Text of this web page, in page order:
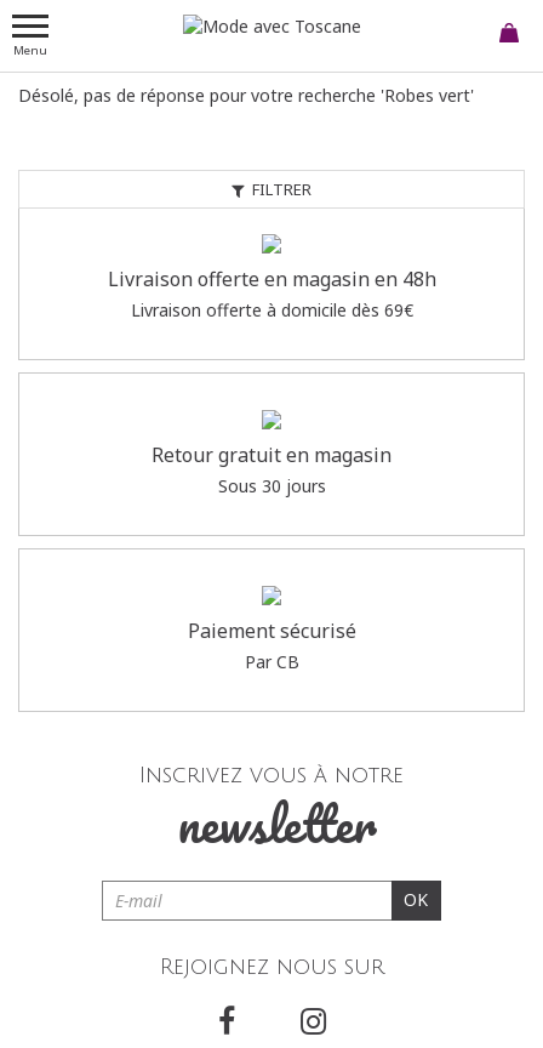
Menu
FILTRER
Désolé, pas de réponse pour votre recherche 'Robes vert'
Livraison offerte en magasin en 48h
Livraison offerte à domicile dès 69€
Retour gratuit en magasin
Sous 30 jours
Paiement sécurisé
Par CB
Inscrivez vous à notre
newsletter
OK
Rejoignez nous sur